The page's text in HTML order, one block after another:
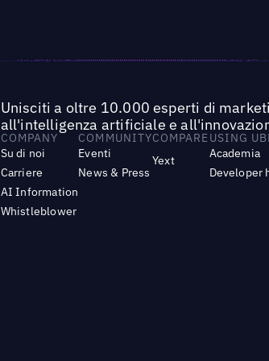
Unisciti a oltre 10.000 esperti di
all'intelligenza artificiale e
COMPANY
Su di noi
Carriere
AI Information
Whistleblower
COMMUNITY
Eventi
News & Press
COMPARE
Yext
USING
Academia
Developer